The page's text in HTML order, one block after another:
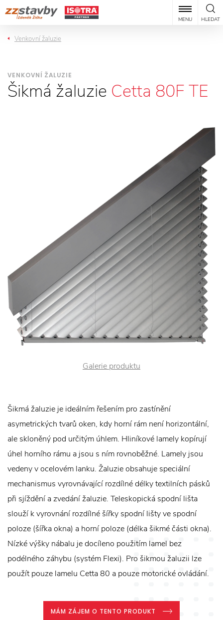
HLEDAT
MENU
Venkovní žaluzie
VENKOVNÍ ŽALUZIE
Šikmá žaluzie Cetta 80F TE
Galerie produktu
Šikmá žaluzie je ideálním řešením pro zastínění
asymetrických tvarů oken, kdy horní rám není horizontální,
ale skloněný pod určitým úhlem. Hliníkové lamely kopírují
úhel horního rámu a jsou s ním rovnoběžné. Lamely jsou
vedeny v ocelovém lanku. Žaluzie obsahuje speciální
mechanismus vyrovnávající rozdílné délky textilních pásků
při sjíždění a zvedání žaluzie. Teleskopická spodní lišta
slouží k vyrovnání rozdílné šířky spodní lišty ve spodní
poloze (šířka okna) a horní poloze (délka šikmé části okna).
Nízké výšky nábalu je docíleno použitím lamel bez
podélného záhybu (systém Flexi). Pro šikmou žaluzii lze
použít pouze lamelu Cetta 80 a pouze motorické ovládání.
MÁM ZÁJEM O TENTO PRODUKT